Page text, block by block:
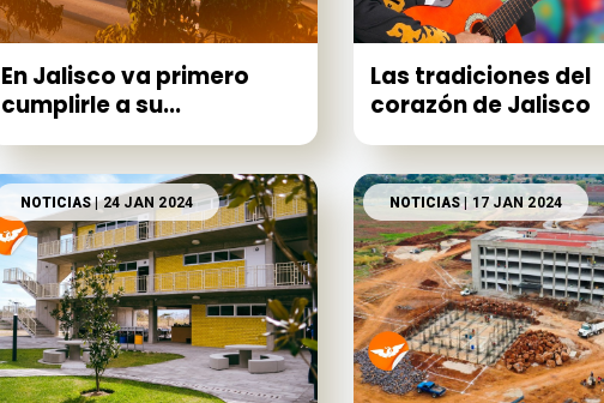
En Jalisco va primero
cumplirle a su...
Las tradiciones del
corazón de Jalisco
NOTICIAS| 24 JAN 2024 NOTICIAS| 17 JAN 2024